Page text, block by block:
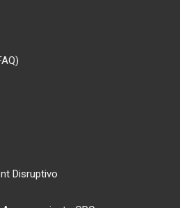
Disruptivo